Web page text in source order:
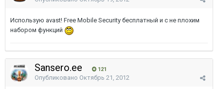
Использую avast! Free Mobile Security бесплатный и с не плохим
набором функций
Sansero.ee 121
Опубликовано Октябрь 21, 2012